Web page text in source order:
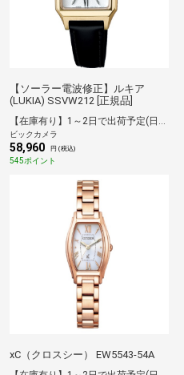
【ソーラー電波修正】ルキア
(LUKIA) SSVW212 [正規品]
【在庫有り】1～2日で出荷予定(日付指定可)
ビックカメラ
58,960 円 (税込)
545ポイント
xC（クロスシー） EW5543-54A